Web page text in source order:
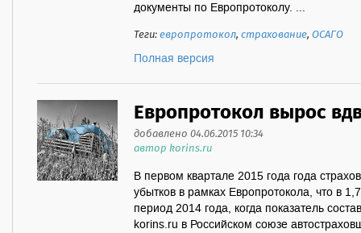
документы по Европротоколу. ...
Теги:европротокол,страхование,ОСАГО
Полная версия
Европротокол вырос
добавлено 04.06.2015 10:34
автор korins.ru
В первом квартале 2015 года года
убытков в рамках Европротокола, что в
период 2014 года, когда показатель
korins.ru в Российском союзе